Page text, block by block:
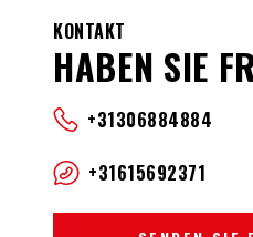
KONTAKT
HABEN SIE
+31306884884
+31615692371